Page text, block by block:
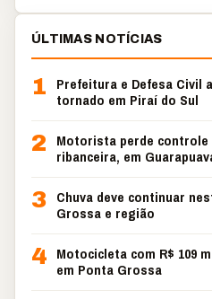
ÚLTIMAS NOTÍCIAS
1
Prefeitura e Defesa Civil
tornado em Piraí do Sul
2
Motorista perde controle
ribanceira, em
3 Chuva deve continuar
Grossa e região
4 Motocicleta com R$ 109
em Ponta Grossa